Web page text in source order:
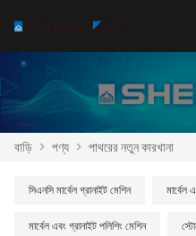
বাড়ি > পণ্য > পাথরের নতুন কারখানা
সিএনসি মার্বেল গ্রানাইট মেশিন মার্বেল
মার্বেল এবং গ্রানাইট পলিশিং মেশিন